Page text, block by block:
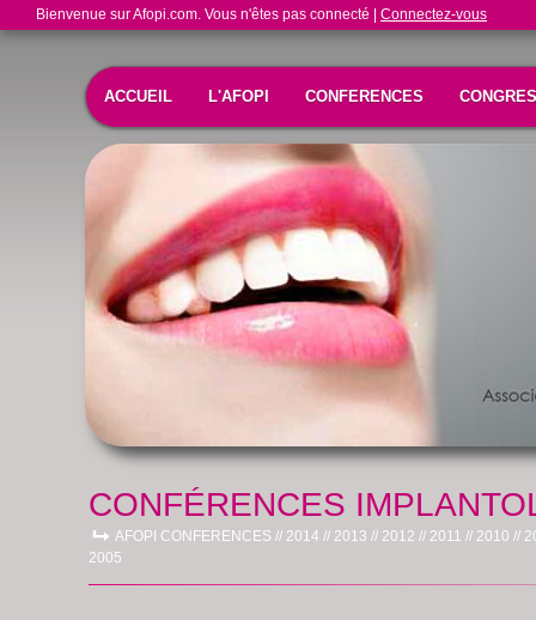
Bienvenue sur Afopi.com. Vous n'êtes pas connecté | Connectez-vous
ACCUEIL L'AFOPI CONFERENCES CONGRES
CONFÉRENCES
AFOPI CONFERENCES // 2014 // 2013 // 2012 // 2011 // 2010 //
2005